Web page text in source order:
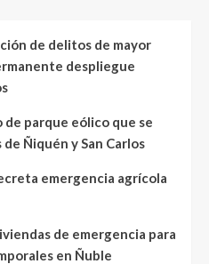
de delitos de mayor
despliegue
parque eólico que se
Ñiquén y San Carlos
emergencia agrícola
de emergencia para
en Ñuble